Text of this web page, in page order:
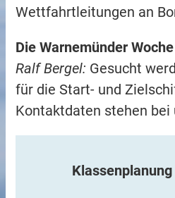
Wettfahrtleitungen an
Die Warnemünder
Ralf Bergel: Gesucht
für die Start- und
Kontaktdaten stehen
Klassenplanung